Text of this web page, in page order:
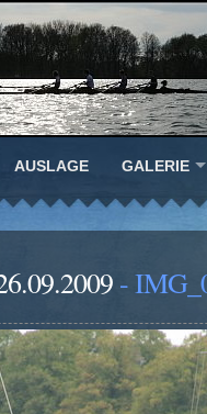
AUSLAGE GALERIE
-